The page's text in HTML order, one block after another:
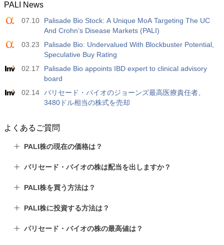
PALI News
07.10
Palisade Bio Stock: A Unique MoA Targeting The UC
And Crohn’s Disease Markets (PALI)
03.23
Palisade Bio: Undervalued With Blockbuster Potential,
Speculative Buy Rating
02.17
Palisade Bio appoints IBD expert to clinical advisory
board
02.14 パリセード・バイオのジョーンズ最高医療責任者、
3480ドル相当の株式を売却
よくあるご質問
PALI株の現在の価格は？
パリセード・バイオの株は配当を出しますか？
PALI株を買う方法は？
PALI株に投資する方法は？
パリセード・バイオの株の最高値は？